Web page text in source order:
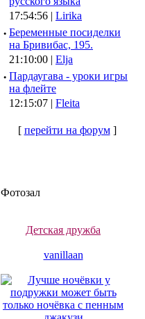
17:54:56 | Lirika
· Беременные посиделки
на Бривибас, 195.
21:10:00 | Elja
· Пардаугава - уроки игры
на флейте
12:15:07 | Fleita
[ перейти на форум]
Фотозал
Детская дружба
vanillaan